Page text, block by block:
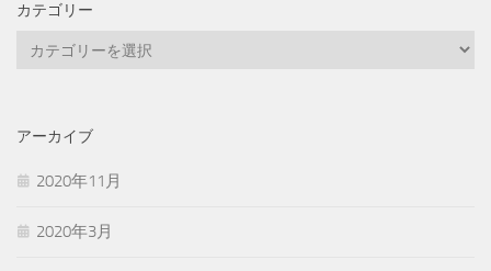
カテゴリー
ー
アーカイブ
2020年11月
2020年3月